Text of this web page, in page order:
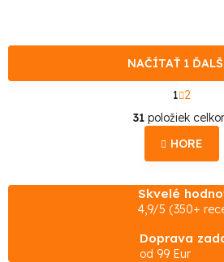
O
v
l
á
d
c
NAČÍTAŤ 1
S
t
r
á
n
v
a
n
e
1 2
31položiek
HORE
Skvelé
4,9/5 (350+
Doprava
od 99 Eur